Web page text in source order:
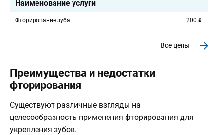
Наименование услуги
Фторирование зуба 200
Все цены
Преимущества и недостатки
фторирования
Существуют различные взгляды на
целесообразность применения фторирования для
укрепления зубов.